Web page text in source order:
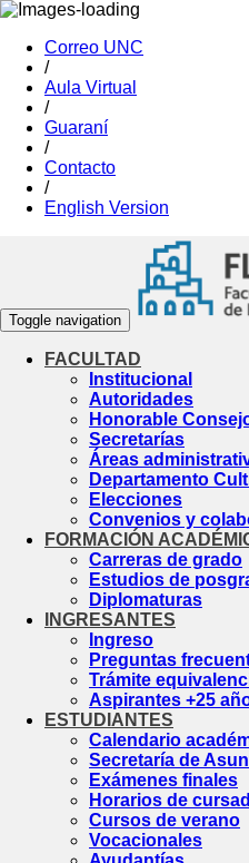
Correo UNC
/
Aula Virtual
/
Guaraní
/
Contacto
/
English Version
Toggle navigation
FACULTAD
Institucional
Autoridades
Honorable
Secretarías
Áreas
Departamento
Elecciones
Convenios y
FORMACIÓN
Carreras de grado
Estudios de
Diplomaturas
INGRESANTES
Ingreso
Preguntas
Trámite
Aspirantes +25
ESTUDIANTES
Calendario
Secretaría de
Exámenes finales
Horarios de
Cursos de verano
Vocacionales